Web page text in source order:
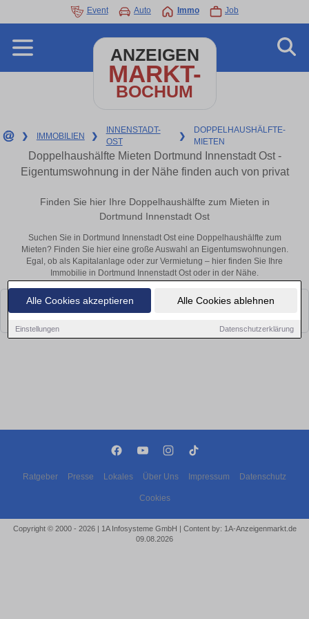
Alle Cookies akzeptieren Alle Cookies ablehnen
Einstellungen Datenschutzerklärung
Event Auto Immo Job
ANZEIGEN
MARKT-
BOCHUM
❯ IMMOBILIEN ❯
INNENSTADT-
OST
❯
DOPPELHAUSHÄLFTE-
MIETEN
Doppelhaushälfte Mieten Dortmund Innenstadt Ost -
Eigentumswohnung in der Nähe finden auch von privat
Finden Sie hier Ihre Doppelhaushälfte zum Mieten in
Dortmund Innenstadt Ost
Suchen Sie in Dortmund Innenstadt Ost eine Doppelhaushälfte zum
Mieten? Finden Sie hier eine große Auswahl an Eigentumswohnungen.
Egal, ob als Kapitalanlage oder zur Vermietung – hier finden Sie Ihre
Immobilie in Dortmund Innenstadt Ost oder in der Nähe.
Leider konnten wir derzeit keine passenden Objekte finden. Schauen Sie
Ratgeber Presse Lokales Über Uns Impressum Datenschutz
Cookies
Copyright © 2000 - 2026 | 1A Infosysteme GmbH | Content by: 1A-Anzeigenmarkt.de
09.08.2026